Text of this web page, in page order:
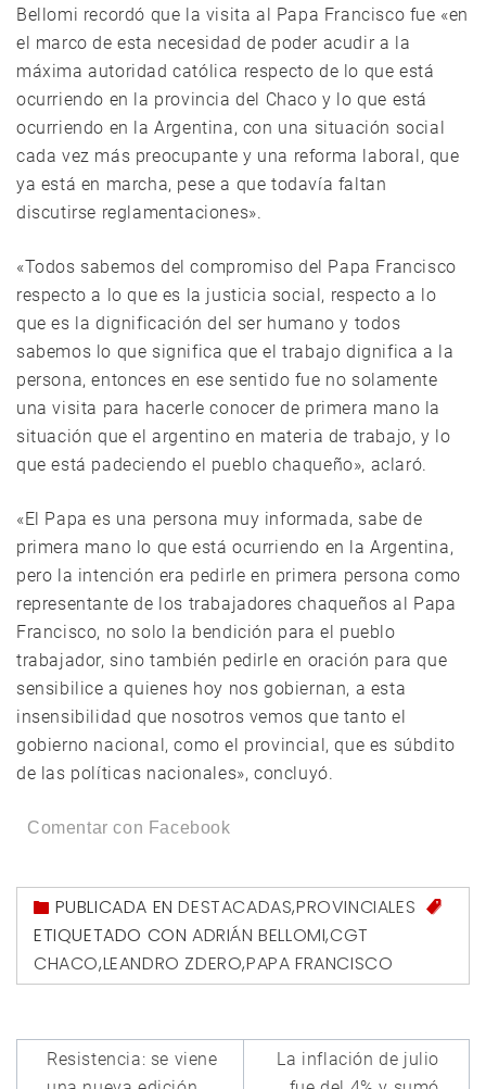
Bellomi recordó que la visita al Papa Francisco fue «en
el marco de esta necesidad de poder acudir a la
máxima autoridad católica respecto de lo que está
ocurriendo en la provincia del Chaco y lo que está
ocurriendo en la Argentina, con una situación social
cada vez más preocupante y una reforma laboral, que
ya está en marcha, pese a que todavía faltan
discutirse reglamentaciones».
«Todos sabemos del compromiso del Papa Francisco
respecto a lo que es la justicia social, respecto a lo
que es la dignificación del ser humano y todos
sabemos lo que significa que el trabajo dignifica a la
persona, entonces en ese sentido fue no solamente
una visita para hacerle conocer de primera mano la
situación que el argentino en materia de trabajo, y lo
que está padeciendo el pueblo chaqueño», aclaró.
«El Papa es una persona muy informada, sabe de
primera mano lo que está ocurriendo en la Argentina,
pero la intención era pedirle en primera persona como
representante de los trabajadores chaqueños al Papa
Francisco, no solo la bendición para el pueblo
trabajador, sino también pedirle en oración para que
sensibilice a quienes hoy nos gobiernan, a esta
insensibilidad que nosotros vemos que tanto el
gobierno nacional, como el provincial, que es súbdito
de las políticas nacionales», concluyó.
Comentar con Facebook
PUBLICADA ENDESTACADAS,PROVINCIALES
ETIQUETADO CON ADRIÁN BELLOMI,CGT
CHACO,LEANDRO ZDERO,PAPA FRANCISCO
Navegación
Resistencia: se viene
La inflación de julio